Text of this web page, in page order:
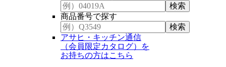
商品番号で探す
アサヒ・キッチン通信
（会員限定カタログ）を
お持ちの方はこちら